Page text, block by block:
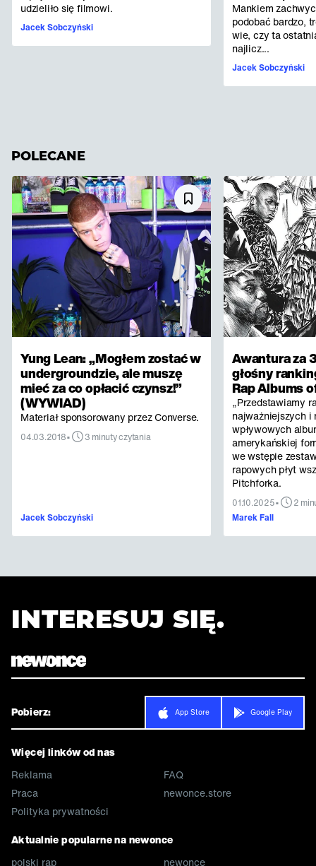
udzieliło się filmowi.
Jacek Sobczyński
Mankiem
podobać bardzo,
wie, czy ta
najlicz...
Jacek Sobczyński
POLECANE
Yung Lean: „Mogłem zostać w
undergroundzie, ale muszę
mieć za co opłacić czynsz!”
(WYWIAD)
Materiał sponsorowany przez Converse.
04.03.2018• 3 minuty czytania
Jacek Sobczyński
Awantura za
głośny
Rap Albums
„Przedstawiamy
najważniejszych i
wpływowych
amerykańskiej
we wstępie
rapowych płyt
Pitchforka.
01.10.2025•
2
Marek Fall
INTERESUJ SIĘ.
Pobierz: App Store Google Play
Więcej linków od nas
Reklama
Praca
Polityka prywatności
FAQ
newonce.store
Aktualnie popularne na newonce
polski rap
newonce